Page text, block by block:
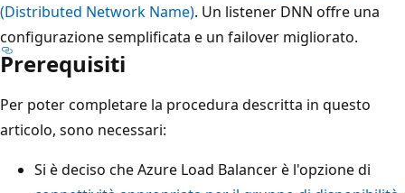
(Distributed Network Name). Un listener DNN offre una
configurazione semplificata e un failover migliorato.
Prerequisiti
Per poter completare la procedura descritta in questo
articolo, sono necessari:
Si è deciso che Azure Load Balancer è l'opzione di